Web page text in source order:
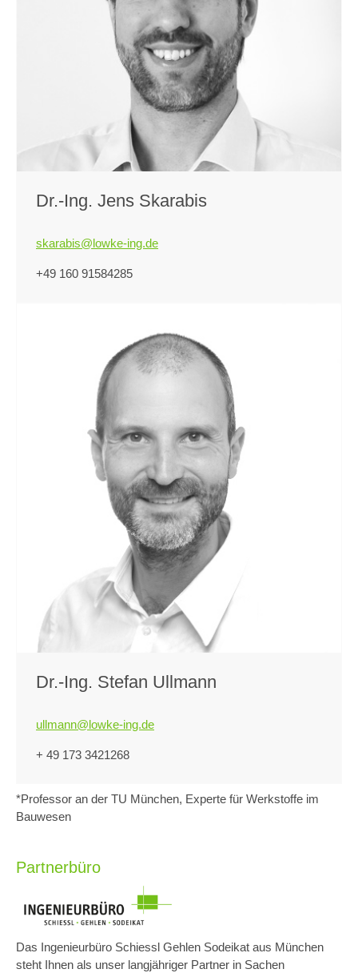
Dr.-Ing. Jens Skarabis
skarabis@lowke-ing.de
+49 160 91584285
Dr.-Ing. Stefan Ullmann
ullmann@lowke-ing.de
+ 49 173 3421268
*Professor an der TU München, Experte für Werkstoffe im
Bauwesen
Partnerbüro
Das Ingenieurbüro Schiessl Gehlen Sodeikat aus München
steht Ihnen als unser langjähriger Partner in Sachen